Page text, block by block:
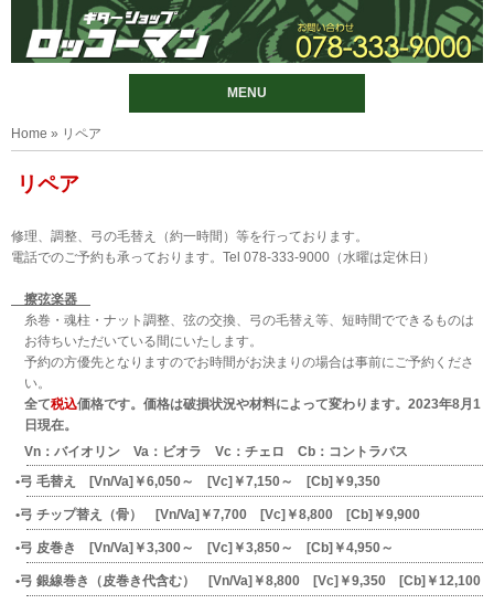
MENU
Home » リペア
リペア
修理、調整、弓の毛替え（約一時間）等を行っております。
電話でのご予約も承っております。Tel 078-333-9000（水曜は定休日）
擦弦楽器
糸巻・魂柱・ナット調整、弦の交換、弓の毛替え等、短時間でできるものは
お待ちいただいている間にいたします。
予約の方優先となりますのでお時間がお決まりの場合は事前にご予約くださ
い。
全て税込価格です。価格は破損状況や材料によって変わります。2023年8月1
日現在。
Vn：バイオリン Va：ビオラ Vc：チェロ Cb：コントラバス
弓 毛替え [Vn/Va]￥6,050～ [Vc]￥7,150～ [Cb]￥9,350
弓 チップ替え（骨） [Vn/Va]￥7,700 [Vc]￥8,800 [Cb]￥9,900
弓 皮巻き [Vn/Va]￥3,300～ [Vc]￥3,850～ [Cb]￥4,950～
弓 銀線巻き（皮巻き代含む） [Vn/Va]￥8,800 [Vc]￥9,350 [Cb]￥12,100